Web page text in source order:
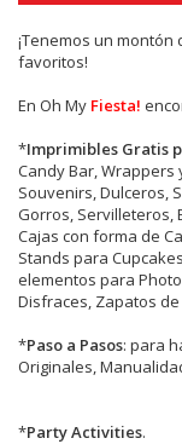
¡Tenemos un montón
favoritos!
En Oh My Fiesta!
*Imprimibles Gratis
Candy Bar, Wrappers
Souvenirs, Dulceros,
Gorros, Servilleteros,
Cajas con forma de
Stands para
elementos para
Disfraces, Zapatos
*Paso a Pasos: para
Originales,
*Party Activities.